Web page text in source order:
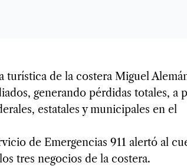
turística de la costera Miguel
generando pérdidas totales, a
estatales y municipales en el
de Emergencias 911 alertó al
tres negocios de la costera.